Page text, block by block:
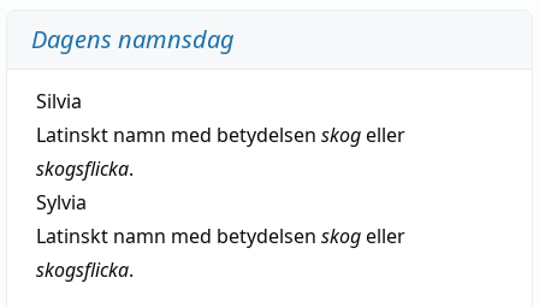
Dagens namnsdag
Silvia
Latinskt namn med betydelsen skogeller
skogsflicka.
Sylvia
Latinskt namn med betydelsen skogeller
skogsflicka.